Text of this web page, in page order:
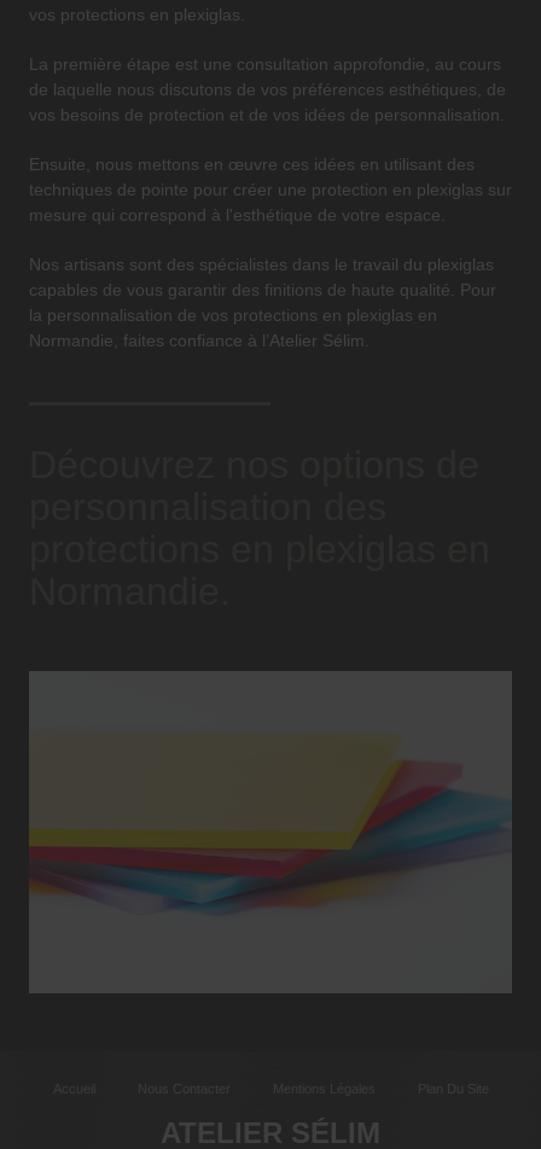
vos protections en plexiglas.
La première étape est une consultation approfondie, au cours
de laquelle nous discutons de vos préférences esthétiques, de
vos besoins de protection et de vos idées de personnalisation.
Ensuite, nous mettons en œuvre ces idées en utilisant des
techniques de pointe pour créer une protection en plexiglas sur
mesure qui correspond à l'esthétique de votre espace.
Nos artisans sont des spécialistes dans le travail du plexiglas
capables de vous garantir des finitions de haute qualité. Pour
la personnalisation de vos protections en plexiglas en
Normandie, faites confiance à l’Atelier Sélim.
ATELIER SÉLIM
Accueil Nous Contacter Mentions Légales Plan Du Site